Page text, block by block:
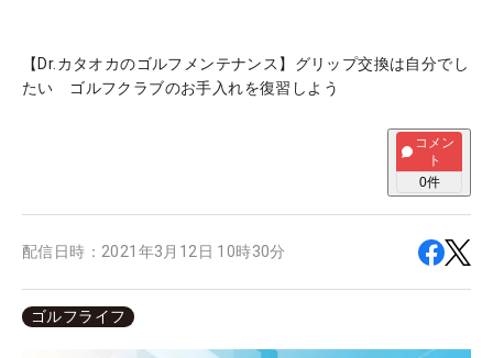
【Dr.カタオカのゴルフメンテナンス】グリップ交換は自分でし
たい ゴルフクラブのお手入れを復習しよう
コメン
ト
0件
配信日時： 2021年3月12日 10時30分
ゴルフライフ